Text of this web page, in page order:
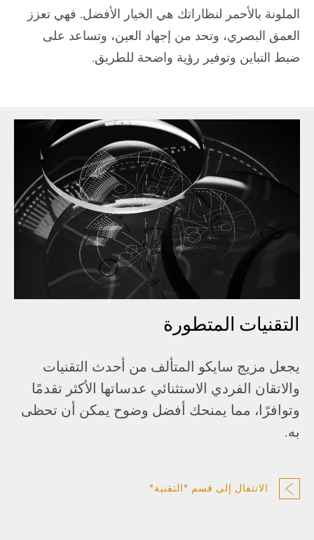
الملونة بالأحمر لنظاراتك هي الخيار الأفضل. فهي تعزز
العمق البصري، وتحد من إجهاد العين، وتساعد على
ضبط التباين وتوفير رؤية واضحة للطريق.
التقنيات المتطورة
يجعل مزيج سايكو المتألف من أحدث التقنيات
والاتقان الفردي الاستثنائي عدساتها الأكثر تقدمًا
وتوافرًا، مما يمنحك أفضل وضوح يمكن أن تحظى
به.
الانتقال إلى قسم "التقنية"